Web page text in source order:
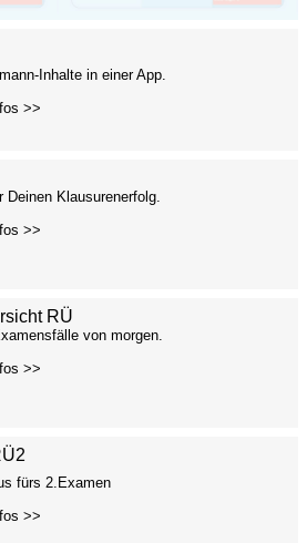
Inhalte in einer App.
>>
Deinen Klausurenerfolg.
>>
RÜ
von morgen.
>>
fürs 2.Examen
>>